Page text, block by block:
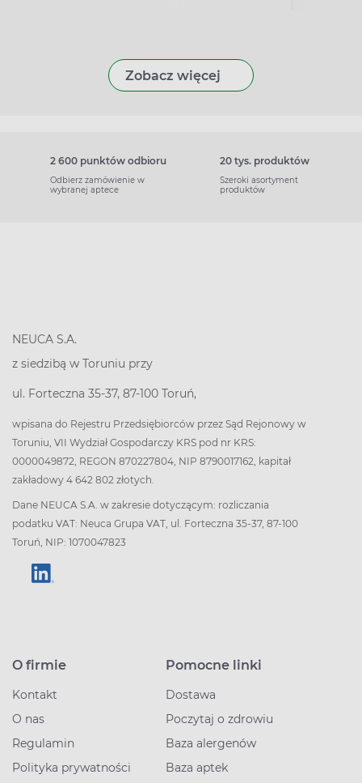
Zobacz więcej
2 600 punktów odbioru
Odbierz zamówienie w
wybranej aptece
20 tys. produktów
Szeroki asortyment
produktów
NEUCA S.A.
z siedzibą w Toruniu przy
ul. Forteczna 35-37, 87-100 Toruń,
wpisana do Rejestru Przedsiębiorców przez Sąd Rejonowy w
Toruniu, VII Wydział Gospodarczy KRS pod nr KRS:
0000049872, REGON 870227804, NIP 8790017162, kapitał
zakładowy 4 642 802 złotych.
Dane NEUCA S.A. w zakresie dotyczącym: rozliczania
podatku VAT: Neuca Grupa VAT, ul. Forteczna 35-37, 87-100
Toruń, NIP: 1070047823
O firmie
Kontakt
O nas
Regulamin
Polityka prywatności
Pomocne linki
Dostawa
Poczytaj o zdrowiu
Baza alergenów
Baza aptek